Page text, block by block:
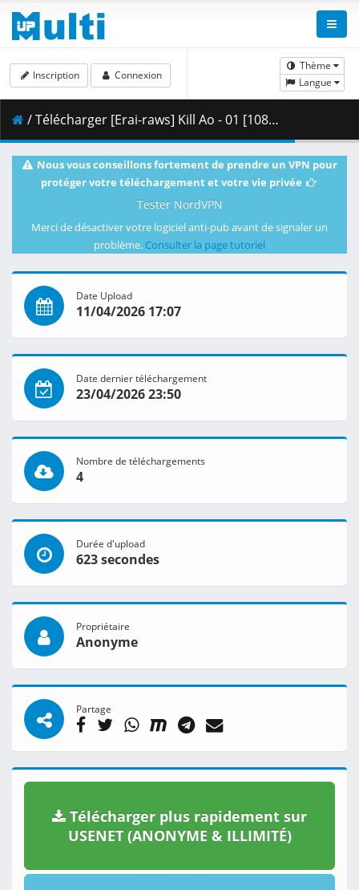
Thème
Langue
Inscription Connexion
/ Télécharger [Erai-raws] Kill Ao - 01 [1080p CR WEB-DL AVC AAC][MultiSub][562C3772].mkv.003 ( 462.96 MB )
Nous vous conseillons fortement de prendre un VPN pour
protéger votre téléchargement et votre vie privée
Tester NordVPN
Merci de désactiver votre logiciel anti-pub avant de signaler un
problème. Consulter la page tutoriel
Date Upload
11/04/2026 17:07
Date dernier téléchargement
23/04/2026 23:50
Nombre de téléchargements
4
Durée d'upload
623 secondes
Propriétaire
Anonyme
Partage
Télécharger plus rapidement sur
USENET (ANONYME & ILLIMITÉ)